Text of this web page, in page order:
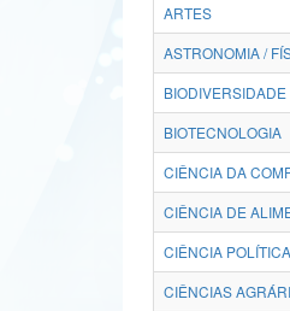
ARTES
ASTRONOMIA /
BIODIVERSIDADE
BIOTECNOLOGIA
CIÊNCIA DA
CIÊNCIA DE
CIÊNCIA
CIÊNCIAS